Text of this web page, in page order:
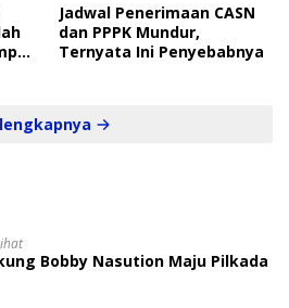
Jadwal Penerimaan CASN
dan PPPK Mundur,
Ternyata Ini Penyebabnya
Bobby Nasution Maju Pilkada